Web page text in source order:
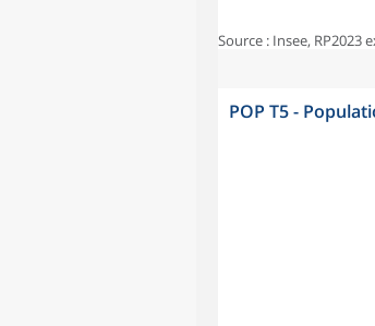
Source : Insee,
POP T5 -